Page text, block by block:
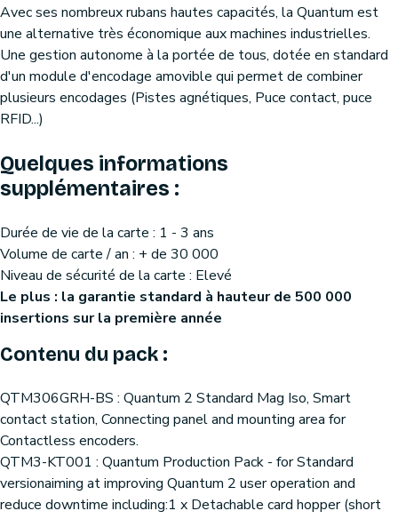
Avec ses nombreux rubans hautes capacités, la Quantum est
une alternative très économique aux machines industrielles.
Une gestion autonome à la portée de tous, dotée en standard
d'un module d'encodage amovible qui permet de combiner
plusieurs encodages (Pistes agnétiques, Puce contact, puce
RFID...)
Quelques informations
supplémentaires :
Durée de vie de la carte : 1 - 3 ans
Volume de carte / an : + de 30 000
Niveau de sécurité de la carte : Elevé
Le plus : la garantie standard à hauteur de 500 000
insertions sur la première année
Contenu du pack :
QTM306GRH-BS : Quantum 2 Standard Mag Iso, Smart
contact station, Connecting panel and mounting area for
Contactless encoders.
QTM3-KT001 : Quantum Production Pack - for Standard
versionaiming at improving Quantum 2 user operation and
reduce downtime including:1 x Detachable card hopper (short